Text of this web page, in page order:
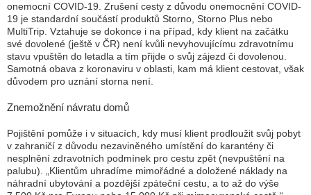
onemocní COVID-19. Zrušení cesty z důvodu onemocnění COVID-
19 je standardní součástí produktů Storno, Storno Plus nebo
MultiTrip. Vztahuje se dokonce i na případ, kdy klient na začátku
své dovolené (ještě v ČR) není kvůli nevyhovujícímu zdravotnímu
stavu vpuštěn do letadla a tím přijde o svůj zájezd či dovolenou.
Samotná obava z koronaviru v oblasti, kam má klient cestovat, však
důvodem pro uznání storna není.
Znemožnění návratu domů
Pojištění pomůže i v situacích, kdy musí klient prodloužit svůj pobyt
v zahraničí z důvodu nezaviněného umístění do karantény či
nesplnění zdravotních podmínek pro cestu zpět (nevpuštění na
palubu).
„Klientům uhradíme mimořádné a doložené náklady na
náhradní ubytování a pozdější zpáteční cestu, a to až do výše